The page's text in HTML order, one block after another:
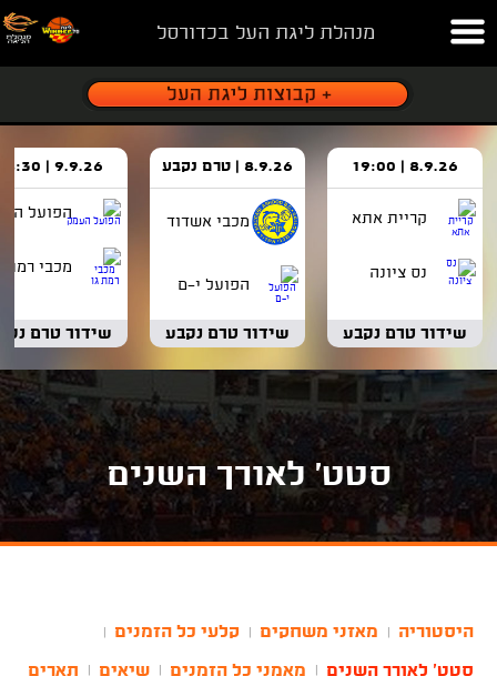
מנהלת ליגת העל בכדורסל
8.9.26 | 19:00
קריית אתא
נס ציונה
שידור טרם נקבע
8.9.26 | טרם נקבע
מכבי אשדוד
הפועל י-ם
שידור טרם נקבע
9.9.26 | 18:30
הפועל
מכבי רמת
שידור טרם
סטט' לאורך השנים
היסטוריה מאזני משחקים קלעי כל הזמנים
סטט' לאורך השנים מאמני כל הזמנים שיאים תארים